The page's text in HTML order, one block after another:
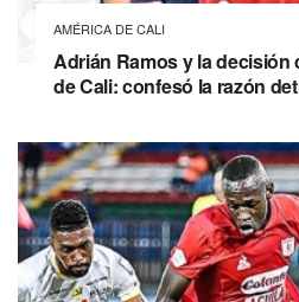
AMÉRICA DE CALI
Adrián Ramos y la decisión
de Cali: confesó la razón